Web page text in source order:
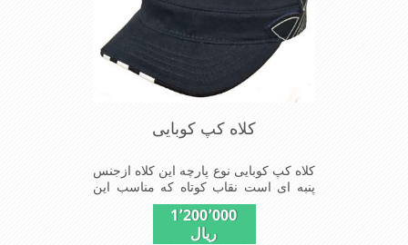
کلاه کپ کوبایی
کلاه کپ کوبایی نوع پارچه این کلاه ازجنس
پنبه ای است نقاب کوتاه که مناسب این
شکل ازکلاه است شیک و مناسب افراد
خوش پوش جنس عالی ,دوخت
مناسب,سبکی,خوش فرمی از
1٬200٬000
ریال